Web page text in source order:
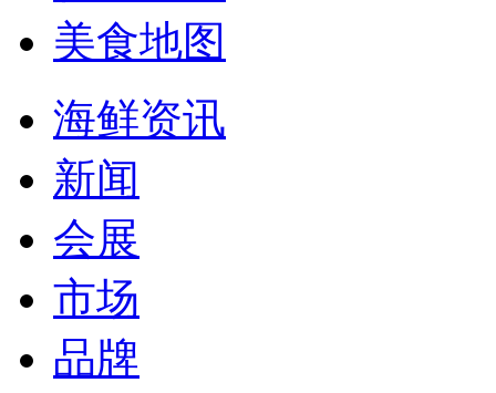
美食地图
海鲜资讯
新闻
会展
市场
品牌